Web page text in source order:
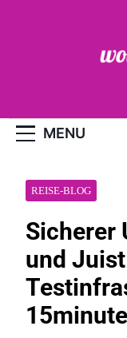
MENU
REISE-BLOG
Sicherer
und